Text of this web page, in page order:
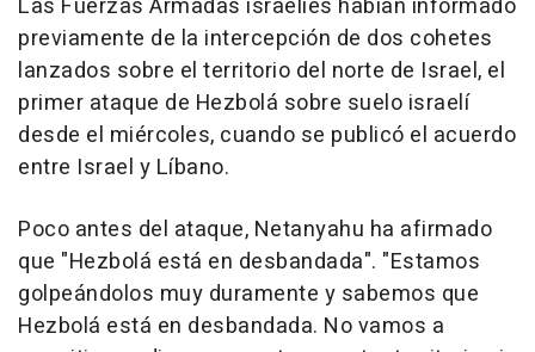
Las Fuerzas Armadas israelíes habían informado
previamente de la intercepción de dos cohetes
lanzados sobre el territorio del norte de Israel, el
primer ataque de Hezbolá sobre suelo israelí
desde el miércoles, cuando se publicó el acuerdo
entre Israel y Líbano.
Poco antes del ataque, Netanyahu ha afirmado
que "Hezbolá está en desbandada". "Estamos
golpeándolos muy duramente y sabemos que
Hezbolá está en desbandada. No vamos a